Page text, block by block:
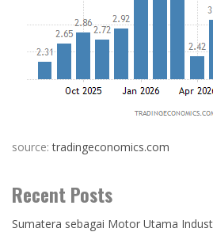
source:tradingeconomics.com
Recent Posts
Sumatera sebagai Motor Utama